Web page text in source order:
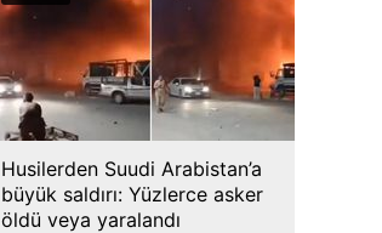
Husilerden Suudi Arabistan’a
büyük saldırı: Yüzlerce asker
öldü veya yaralandı